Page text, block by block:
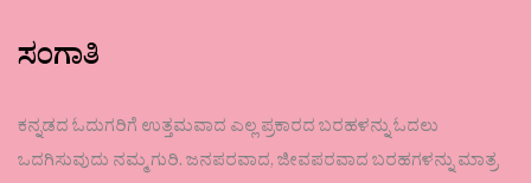
ಸಂಗಾತಿ
ಕನ್ನಡದ ಓದುಗರಿಗೆ ಉತ್ತಮವಾದ ಎಲ್ಲ ಪ್ರಕಾರದ ಬರಹಳನ್ನು ಓದಲು
ಒದಗಿಸುವುದು ನಮ್ಮ ಗುರಿ. ಜನಪರವಾದ, ಜೀವಪರವಾದ ಬರಹಗಳನ್ನು ಮಾತ್ರ